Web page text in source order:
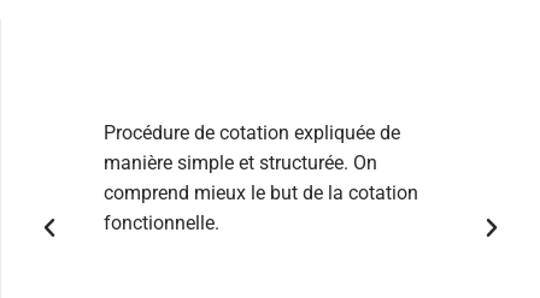
Procédure de cotation expliquée de
manière simple et structurée. On
comprend mieux le but de la cotation
fonctionnelle.